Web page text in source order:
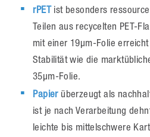
rPETist besonders
Teilen aus recycelten PET-
mit einer 19µm-Folie
Stabilität wie die
35µm-Folie.
Papierüberzeugt als
ist je nach Verarbeitung
leichte bis mittelschwere